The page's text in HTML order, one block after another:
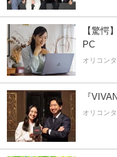
【驚愕
PC
オリコン
『
オリコン